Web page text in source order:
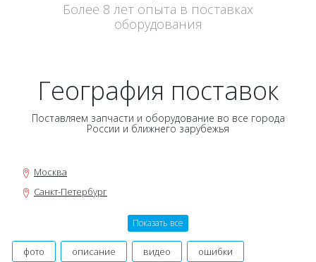
Более 8 лет опыта в поставках
оборудования
География поставок
Поставляем запчасти и оборудование во все города
России и ближнего зарубежья
Москва
Санкт-Петербург
Екатеринбург
Показать все
фото описание видео ошибки